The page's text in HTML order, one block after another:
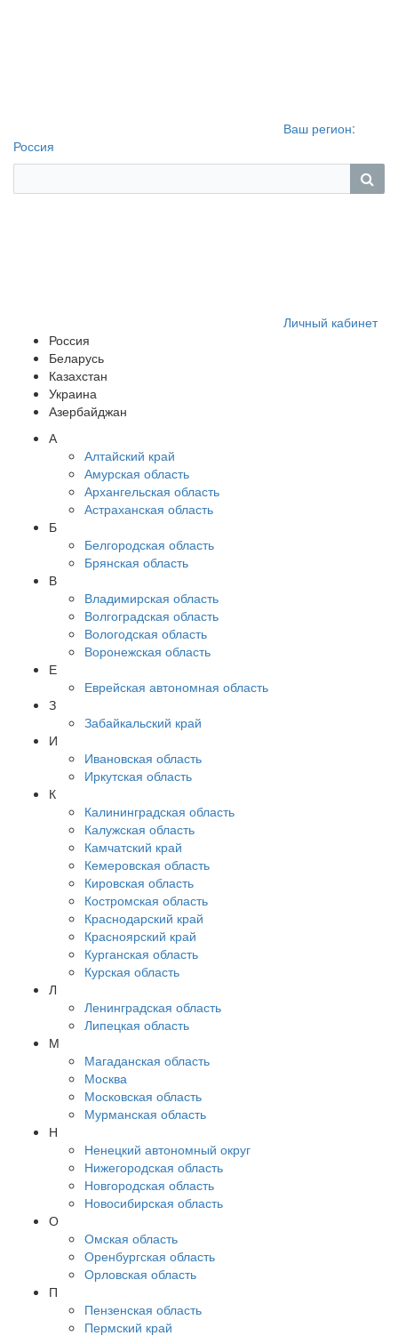
Ваш регион:
Россия
Личный кабинет
Россия
Беларусь
Казахстан
Украина
Азербайджан
А
Алтайский край
Амурская область
Архангельская область
Астраханская область
Б
Белгородская область
Брянская область
В
Владимирская область
Волгоградская область
Вологодская область
Воронежская область
Е
Еврейская автономная область
З
Забайкальский край
И
Ивановская область
Иркутская область
К
Калининградская область
Калужская область
Камчатский край
Кемеровская область
Кировская область
Костромская область
Краснодарский край
Красноярский край
Курганская область
Курская область
Л
Ленинградская область
Липецкая область
М
Магаданская область
Москва
Московская область
Мурманская область
Н
Ненецкий автономный округ
Нижегородская область
Новгородская область
Новосибирская область
О
Омская область
Оренбургская область
Орловская область
П
Пензенская область
Пермский край